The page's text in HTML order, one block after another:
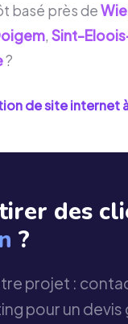
basé près de
, Sint-
?
de site internet
des
?
projet :
pour un